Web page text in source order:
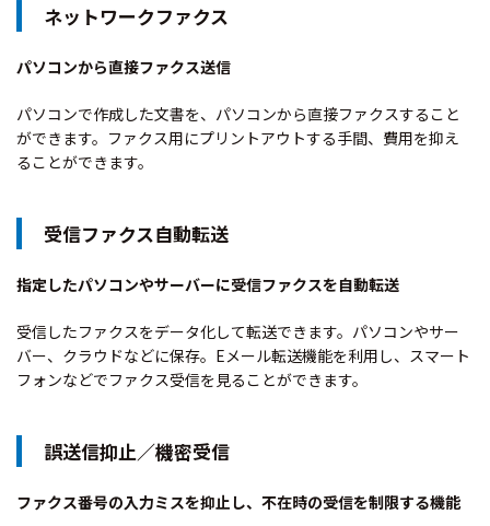
ネットワークファクス
パソコンから直接ファクス送信
パソコンで作成した文書を、パソコンから直接ファクスすること
ができます。ファクス用にプリントアウトする手間、費用を抑え
ることができます。
受信ファクス自動転送
指定したパソコンやサーバーに受信ファクスを自動転送
受信したファクスをデータ化して転送できます。パソコンやサー
バー、クラウドなどに保存。Eメール転送機能を利用し、スマート
フォンなどでファクス受信を見ることができます。
誤送信抑止／機密受信
ファクス番号の入力ミスを抑止し、不在時の受信を制限する機能